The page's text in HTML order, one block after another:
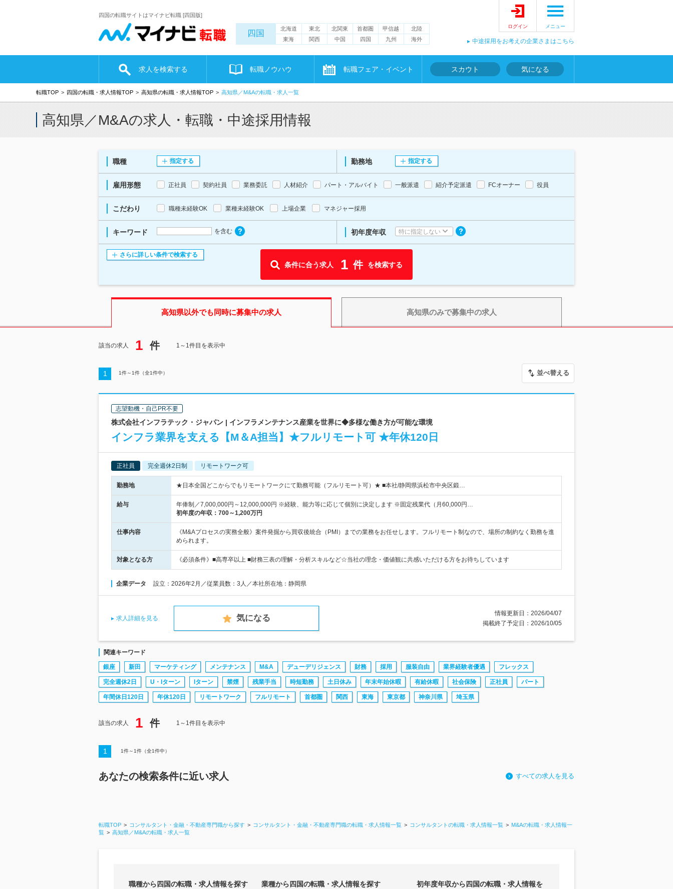
四国の転職サイトはマイナビ転職 [四国版]
四国 北海道 東北 北関東 首都圏 甲信越
北陸
東海
関西 中国 四国 九州 海外
ログイン メニュー
中途採用をお考えの企業さまはこちら
求人を検索する 転職ノウハウ 転職フェア・イベント スカウト 気になる
転職TOP 四国の転職・求人情報TOP 高知県の転職・求人情報TOP 高知県／M&Aの転職・求人一覧
高知県／M&Aの求人・転職・中途採用情報
職種 指定する 勤務地 指定する
雇用形態 正社員 契約社員 業務委託 人材紹介 パート・アルバイト 一般派遣 紹介予定派遣 FCオーナー 役員
こだわり 職種未経験OK 業種未経験OK 上場企業 マネジャー採用
キーワード を含む 初年度年収 特に指定しない
さらに詳しい条件で検索する
条件に合う求人 1 件 を検索する
高知県以外でも同時に募集中の求人 高知県のみで募集中の求人
該当の求人 1 件 1～1件目を表示中
1 1件～ 1件（全1件中） 並べ替える
志望動機・自己PR不要
株式会社インフラテック・ジャパン | インフラメンテナンス産業を世界に◆多様な働き方が可能な環境
インフラ業界を支える【M＆A担当】★フルリモート可 ★年休120日
正社員 完全週休2日制 リモートワーク可
勤務地 ★日本全国どこからでもリモートワークにて勤務可能（フルリモート可）★ ■本社/静岡県浜松市中央区鍛…
給与
年俸制／7,000,000円～12,000,000円 ※経験、能力等に応じて個別に決定します ※固定残業代（月60,000円…
初年度の年収： 700～1,200万円
仕事内容
《M&Aプロセスの実務全般》案件発掘から買収後統合（PMI）までの業務をお任せします。フルリモート制なので、場所の制約なく勤務を進
められます。
対象となる方 《必須条件》■高専卒以上 ■財務三表の理解・分析スキルなど☆当社の理念・価値観に共感いただける方をお待ちしています
企業データ 設立：2026年2月／従業員数：3人／本社所在地：静岡県
求人詳細を見る 気になる
情報更新日：2026/04/07
掲載終了予定日：2026/10/05
関連キーワード
銀座 新田 マーケティング メンテナンス M&A デューデリジェンス 財務 採用 服装自由 業界経験者優遇 フレックス
完全週休2日 U・Iターン Iターン 禁煙 残業手当 時短勤務 土日休み 年末年始休暇 有給休暇 社会保険 正社員 パート
年間休日120日 年休120日 リモートワーク フルリモート 首都圏 関西 東海 東京都 神奈川県 埼玉県
該当の求人 1 件 1～1件目を表示中
1 1件～1件（全1件中）
あなたの検索条件に近い求人 すべての求人を見る
転職TOP コンサルタント・金融・不動産専門職から探す コンサルタント・金融・不動産専門職の転職・求人情報一覧 コンサルタントの転職・求人情報一覧
M&Aの転職・求人情報一
覧
高知県／M&Aの転職・求人一覧
職種から四国の転職・求人情報を探す 業種から四国の転職・求人情報を探す
初年度年収から四国の転職・求人情報を